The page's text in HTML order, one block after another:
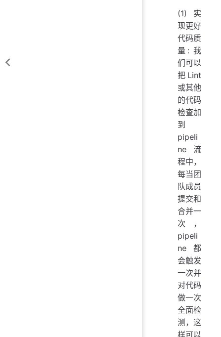
(1)实
现更好
代码质
量: 我
们可以
把Lint
或其他
的代码
检查加
到
pipeli
ne流
程中，
每当团
队成员
提交和
合并一
次，
pipeli
ne都
会触发
一次并
对代码
做一次
全面检
测，这
样可以